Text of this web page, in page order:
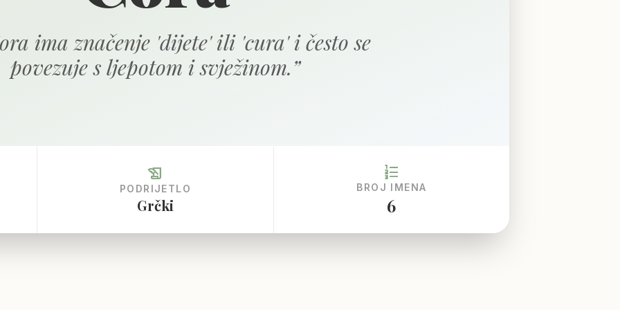
ima značenje 'dijete' ili 'cura' i često se
povezuje s ljepotom i svježinom.”
history_edu
PODRIJETLO
Grčki
format_list_numbered
BROJ IMENA
6